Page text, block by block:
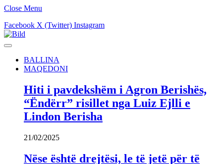
Close Menu
Facebook X (Twitter) Instagram
BALLINA
MAQEDONI
Hiti i pavdekshëm i Agron Berishës,
“Ëndërr” risillet nga Luiz Ejlli e
Lindon Berisha
21/02/2025
Nëse është drejtësi, le të jetë për të